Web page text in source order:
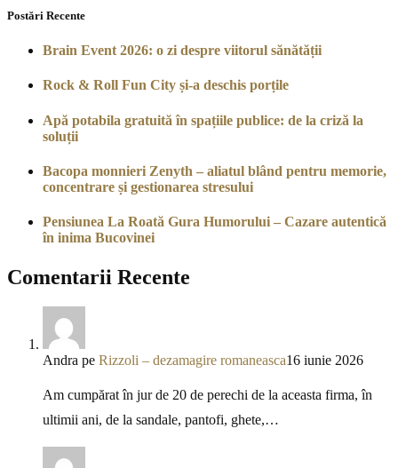
Postări Recente
Brain Event 2026: o zi despre viitorul sănătății
Rock & Roll Fun City și-a deschis porțile
Apă potabila gratuită în spațiile publice: de la criză la
soluții
Bacopa monnieri Zenyth – aliatul blând pentru memorie,
concentrare și gestionarea stresului
Pensiunea La Roată Gura Humorului – Cazare autentică
în inima Bucovinei
Comentarii Recente
Andra pe Rizzoli – dezamagire romaneasca16 iunie 2026
Am cumpărat în jur de 20 de perechi de la aceasta firma, în
ultimii ani, de la sandale, pantofi, ghete,…